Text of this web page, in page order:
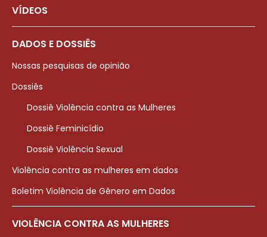
VÍDEOS
DADOS E DOSSIÊS
Nossas pesquisas de opinião
Dossiês
Dossiê Violência contra as Mulheres
Dossiê Feminicídio
Dossiê Violência Sexual
Violência contra as mulheres em dados
Boletim Violência de Gênero em Dados
VIOLÊNCIA CONTRA AS MULHERES